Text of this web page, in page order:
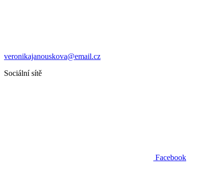
veronikajanouskova@email.cz
Sociální sítě
Facebook